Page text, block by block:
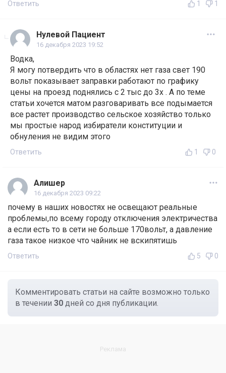
Ответить 1 1
Нулевой Пациент
16 декабря 2023 19:52
Водка,
Я могу потвердить что в областях нет газа свет 190
вольт показывает заправки работают по графику
цены на проезд поднялись с 2 тыс до 3х . А по теме
статьи хочется матом разговаривать все подымается
все растет производство сельское хозяйство только
мы простые народ избиратели конституции и
обнуления не видим этого
Ответить 1 0
Алишер
16 декабря 2023 09:22
почему в наших новостях не освещают реальные
проблемы,по всему городу отключения электричества
а если есть то в сети не больше 170вольт, а давление
газа такое низкое что чайник не вскипятишь
Ответить 5 0
Комментировать статьи на сайте возможно только
в течении 30 дней со дня публикации.